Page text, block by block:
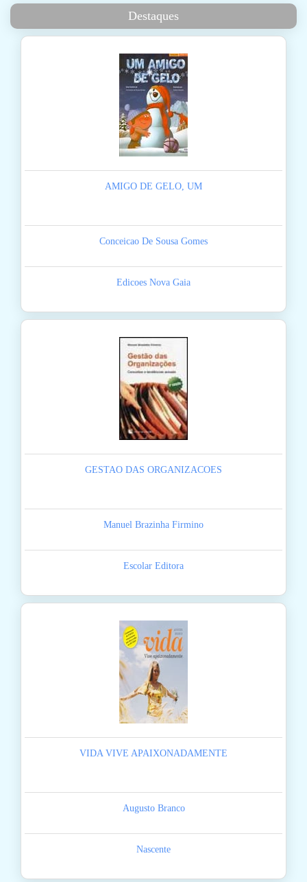
Destaques
AMIGO DE GELO, UM
Conceicao De Sousa Gomes
Edicoes Nova Gaia
GESTAO DAS ORGANIZACOES
Manuel Brazinha Firmino
Escolar Editora
VIDA VIVE APAIXONADAMENTE
Augusto Branco
Nascente